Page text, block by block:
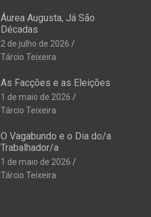
Áurea Augusta, Já São
Décadas
2 de julho de 2026
Tárcio Teixeira
As Facções e as Eleições
1 de maio de 2026
Tárcio Teixeira
O Vagabundo e o Dia do/a
Trabalhador/a
1 de maio de 2026
Tárcio Teixeira